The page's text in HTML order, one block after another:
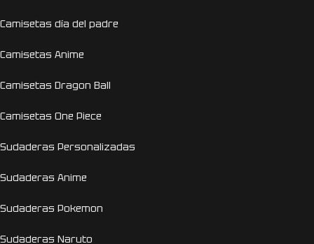
Camisetas día del padre
Camisetas Anime
Camisetas Dragon Ball
Camisetas One Piece
Sudaderas Personalizadas
Sudaderas Anime
Sudaderas Pokemon
Sudaderas Naruto